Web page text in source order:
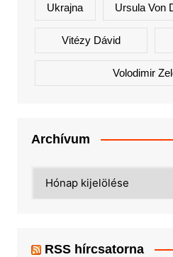
Ukrajna Ursula Von
Vitézy Dávid
Volodimir
Archívum
RSS hírcsatorna